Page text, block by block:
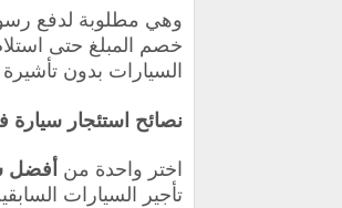
وهي مطلوبة لدفع
خصم المبلغ حتى
السيارات بدون
نصائح استئجار سيارة
اختر واحدة من أفضل
تأجير السيارات